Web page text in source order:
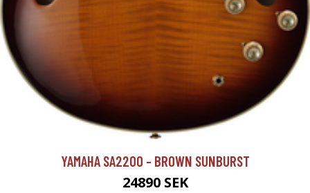
YAMAHA SA2200 - BROWN SUNBURST
24890 SEK